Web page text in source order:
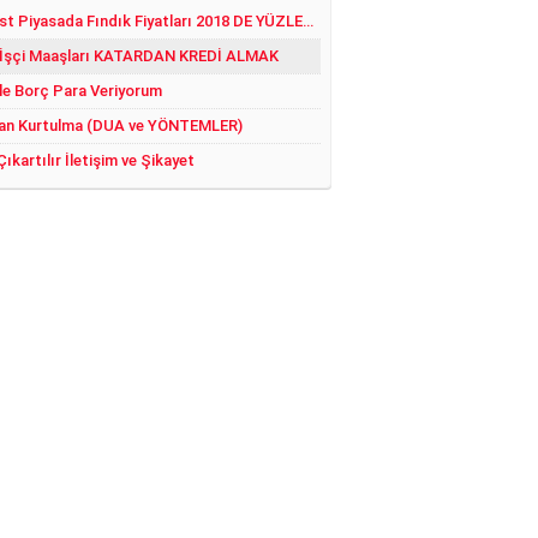
Serbest Piyasada Fındık Fiyatları 2018 DE YÜZLER GÜLER:)
Maaşları KATARDAN KREDİ ALMAK
Borç Para Veriyorum
Kurtulma (DUA ve YÖNTEMLER)
İletişim ve Şikayet